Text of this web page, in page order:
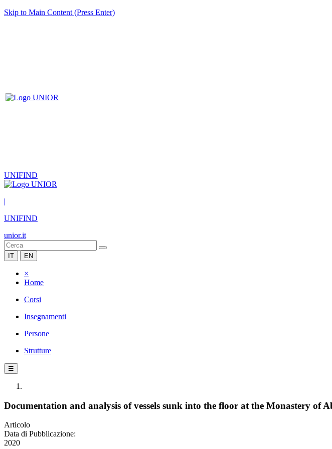
Skip to Main Content (Press Enter)
UNIFIND
|
UNIFIND
unior.it
IT EN
×
Home
Corsi
Insegnamenti
Persone
Strutture
☰
Documentation and analysis of vessels sunk into the floor at the Monastery of
Articolo
Data di Pubblicazione:
2020